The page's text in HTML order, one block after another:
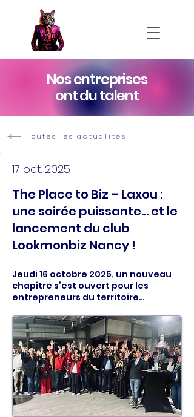
Nos entreprises
ont du talent
Toutes les actualités
17 oct. 2025
The Place to Biz – Laxou :
une soirée puissante… et le
lancement du club
Lookmonbiz Nancy !
Jeudi 16 octobre 2025, un nouveau
chapitre s’est ouvert pour les
entrepreneurs du territoire…